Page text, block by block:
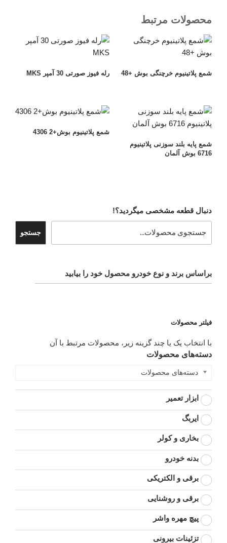
محصولات مرتبط
شمع پلاتینیوم خرچنگی بوش +48 رله فیوز صورتی 30 آمپر MKS
شمع پایه بلند سوزنی پلاتینیوم
6716 بوش آلمان
شمع پلاتینیوم بوش+2 4306
دنبال قطعه مشخصی میگردید؟!
جستجو
براساس برند و نوع خودرو محصول خود را بیابید
فیلتر محصولات
با انتخاب یک یا چند گزینه زیر، محصولات مرتبط با آن
دسته‌های محصولات
دسته‌های محصولات
ابزار تعمیر
ایربگ
بخاری و کولر
بدنه خودرو
برقی و الکتریکی
برقی و روشنایی
پیچ مهره واشر
تزئینات بیرونی